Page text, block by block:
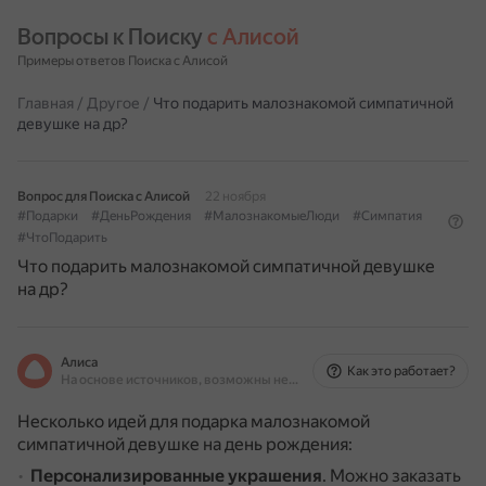
Вопросы к Поиску с Алисой
Примеры ответов Поиска с Алисой
Главная / Другое / Что подарить малознакомой симпатичной
девушке на др?
Вопрос для Поиска с Алисой
22 ноября
#Подарки
#ДеньРождения #МалознакомыеЛюди
#Симпатия
#ЧтоПодарить
Что подарить малознакомой симпатичной девушке
на др?
Алиса
На основе источников, возможны неточности
Как это работает?
Несколько идей для подарка малознакомой
симпатичной девушке на день рождения:
Персонализированные украшения. Можно заказать